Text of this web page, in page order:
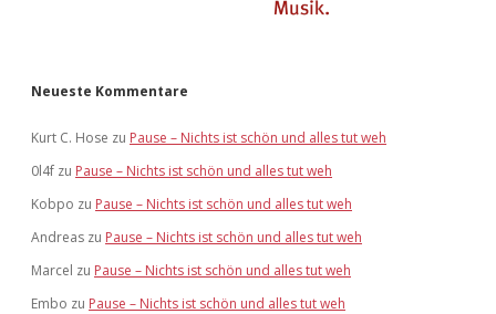
Neueste Kommentare
Kurt C. Hose zu Pause – Nichts ist schön und alles tut weh
0l4f zu Pause – Nichts ist schön und alles tut weh
Kobpo zu Pause – Nichts ist schön und alles tut weh
Andreas zu Pause – Nichts ist schön und alles tut weh
Marcel zu Pause – Nichts ist schön und alles tut weh
Embo zu Pause – Nichts ist schön und alles tut weh